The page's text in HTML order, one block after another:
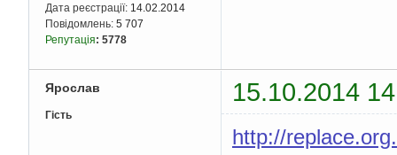
Дата реєстрації: 14.02.2014
Повідомлень: 5 707
Репутація: 5778
Ярослав 15.10.2014
Гість
http://